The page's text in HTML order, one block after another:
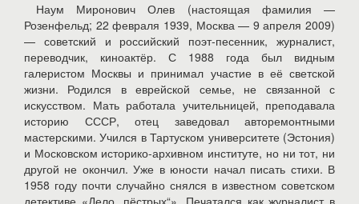
Наум Миронович Олев (настоящая фамилия —
Розенфельд; 22 февраля 1939, Москва — 9 апреля 2009)
— советский и российский поэт-песенник, журналист,
переводчик, киноактёр. С 1988 года был видным
галеристом Москвы и принимал участие в её светской
жизни. Родился в еврейской семье, не связанной с
искусством. Мать работала учительницей, преподавала
историю СССР, отец заведовал авторемонтными
мастерскими. Учился в Тартуском университете (Эстония)
и Московском историко-архивном институте, но ни тот, ни
другой не окончил. Уже в юности начал писать стихи. В
1958 году почти случайно снялся в известном советском
детективе «Дело „пёстрых“». Печатался как журналист в